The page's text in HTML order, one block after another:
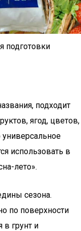
подготовки
подходит
ягод, цветов,
использовать в
лето».
сезона.
по поверхности
грунт и